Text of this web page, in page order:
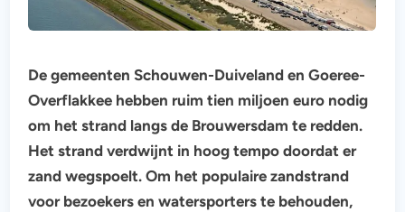
De gemeenten Schouwen-Duiveland en Goeree-
Overflakkee hebben ruim tien miljoen euro nodig
om het strand langs de Brouwersdam te redden.
Het strand verdwijnt in hoog tempo doordat er
zand wegspoelt. Om het populaire zandstrand
voor bezoekers en watersporters te behouden,